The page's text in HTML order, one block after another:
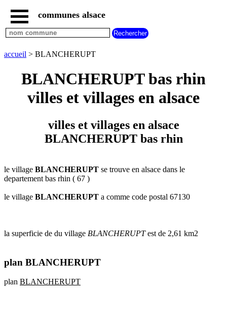
accueil
villes
rhin
commencant
C D E F
G
J K L M
N
Z
par
A B C D E F
G
H
I J K L M
N
communes alsace
accueil > BLANCHERUPT
BLANCHERUPT bas rhin
villes et villages en alsace
villes et villages en alsace
BLANCHERUPT bas rhin
le village BLANCHERUPT se trouve en alsace dans le
departement bas rhin ( 67 )
le village BLANCHERUPT a comme code postal 67130
la superficie de du village BLANCHERUPTest de 2,61 km2
plan BLANCHERUPT
plan BLANCHERUPT